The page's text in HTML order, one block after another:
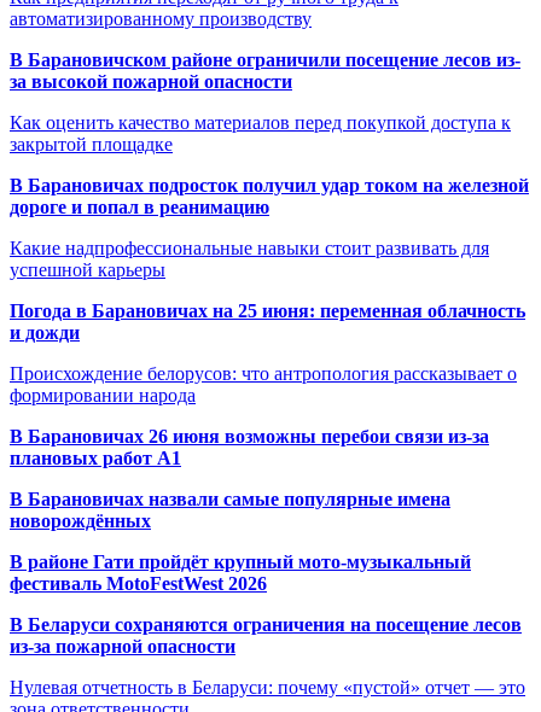
автоматизированному производству
В Барановичском районе ограничили посещение лесов из-
за высокой пожарной опасности
Как оценить качество материалов перед покупкой доступа к
закрытой площадке
В Барановичах подросток получил удар током на железной
дороге и попал в реанимацию
Какие надпрофессиональные навыки стоит развивать для
успешной карьеры
Погода в Барановичах на 25 июня: переменная облачность
и дожди
Происхождение белорусов: что антропология рассказывает о
формировании народа
В Барановичах 26 июня возможны перебои связи из-за
плановых работ A1
В Барановичах назвали самые популярные имена
новорождённых
В районе Гати пройдёт крупный мото-музыкальный
фестиваль MotoFestWest 2026
В Беларуси сохраняются ограничения на посещение лесов
из-за пожарной опасности
Нулевая отчетность в Беларуси: почему «пустой» отчет — это